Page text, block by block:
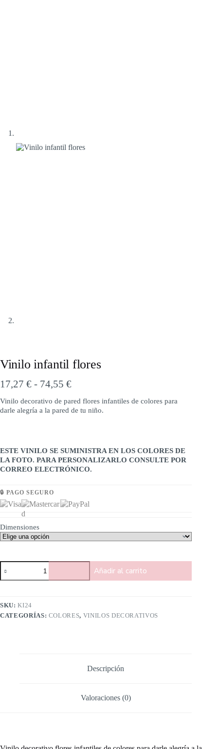
Vinilo infantil flores
17,27 € - 74,55 €
Vinilo decorativo de pared flores infantiles de colores para
darle alegría a la pared de tu niño.
ESTE VINILO SE SUMINISTRA EN LOS COLORES DE
LA FOTO. PARA PERSONALIZARLO CONSULTE POR
CORREO ELECTRÓNICO.
🔒 PAGO SEGURO
Dimensiones
Añadir al carrito
SKU:KI24
CATEGORÍAS: COLORES, VINILOS DECORATIVOS
Descripción
Valoraciones (0)